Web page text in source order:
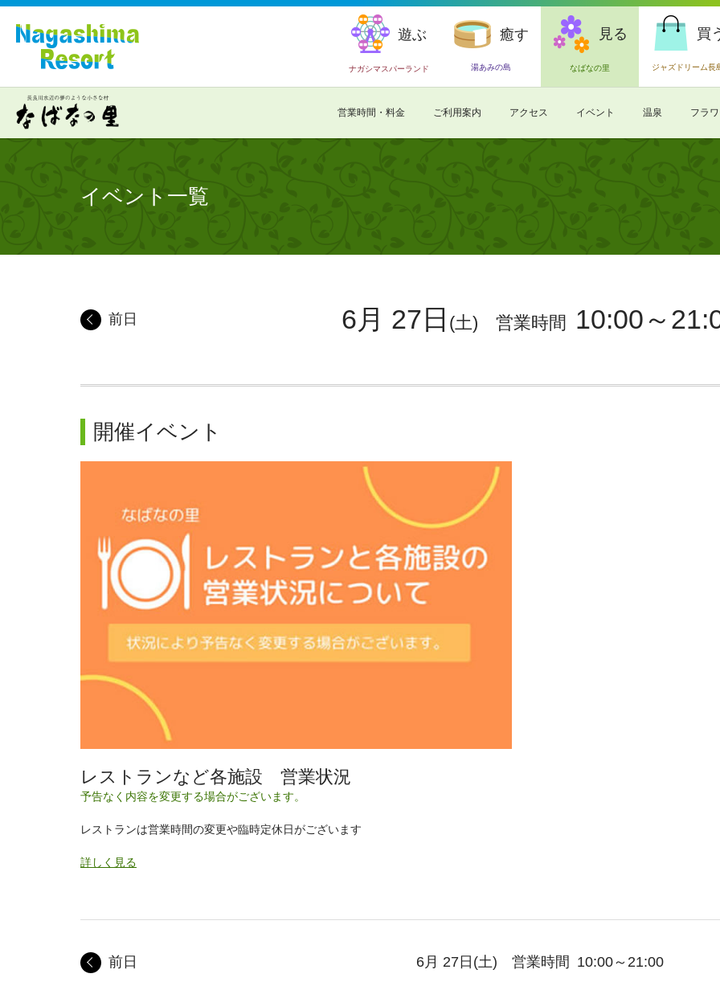
遊ぶ
ナガシマスパーランド
癒す
湯あみの島
見る
なばなの里
買
ジャズドリーム長
営業時間・料金 ご利用案内 アクセス イベント 温泉 フラ
イベント一覧
6月 27日 (土) 営業時間 10:00～
前日
開催イベント
レストランなど各施設 営業状況
予告なく内容を変更する場合がございます。
レストランは営業時間の変更や臨時定休日がございます
詳しく見る
6月 27日 (土) 営業時間 10:00～21:00
前日